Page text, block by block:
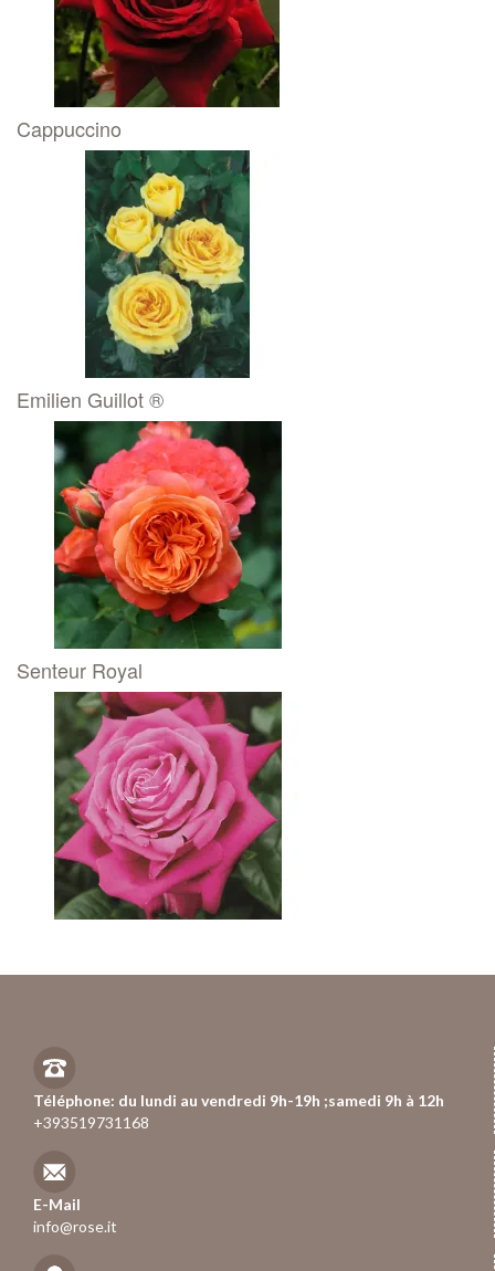
Cappuccino
Emilien Guillot ®
Senteur Royal
Téléphone: du lundi au vendredi 9h-19h ;samedi 9h à 12h
+393519731168
E-Mail
info@rose.it